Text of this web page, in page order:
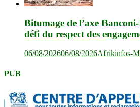
Bitumage de l’axe
défi du respect des
06/08/202606/08/2026Afrikinfos-
PUB